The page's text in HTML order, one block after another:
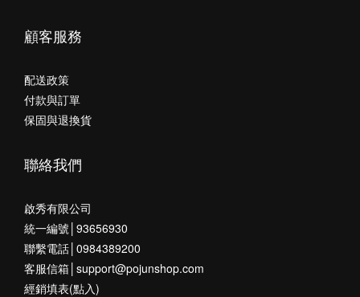
顧客服務
配送政策
付款與訂單
保固與退換貨
聯絡我們
啟秀有限公司
統一編號│93656930
聯繫電話│0984389200
客服信箱│support@pojunshop.com
經銷填表(點入)